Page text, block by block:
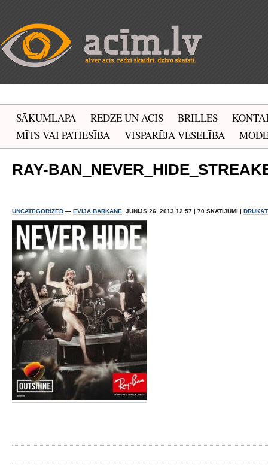
SĀKUMLAPA REDZE UN ACIS BRILLES
MĪTS VAI PATIESĪBA
VISPĀRĒJĀ VESELĪBA MODE
RAY-
UNCATEGORIZED — EVIJA BARKĀNE , JŪNIJS 26, 2013 12:57 | 70 SKATĪJUMI |